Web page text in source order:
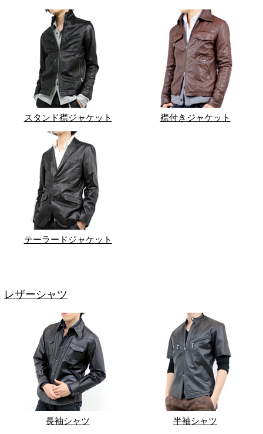
スタンド襟ジャケット 襟付きジャケット
テーラードジャケット
レザーシャツ
長袖シャツ 半袖シャツ